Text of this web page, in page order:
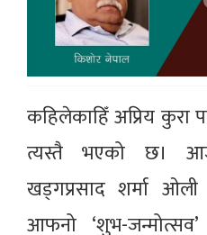
कहिलेकाहिँ अप्रिय कुरा
त्यस्तै भएको छ।
खड्गप्रसाद शर्मा
आफनो ‘शुभ-